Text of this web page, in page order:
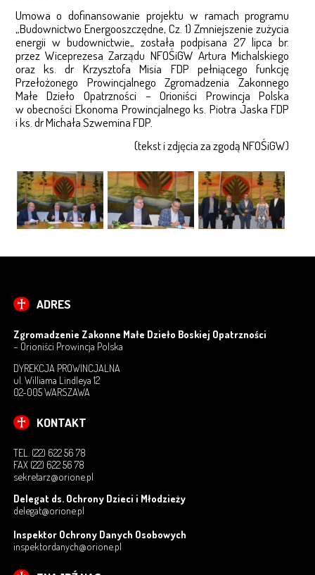
POWOŁANIA
DLACZEGO ZOSTAŁEM KSIĘDZEM?
DLACZEGO ŻYCIE KONSEKROWANE?
MODLITWA O POWOŁANIA
PRZETARGI
ŻŁOBEK – PIERWSZE WYPOSAŻENIE
NADZÓR
TERMOMODERNIZACJA
KONTAKT
OCHRONA DANYCH OSOBOWYCH
Umowa o dofinansowanie projektu w ramach programu
„Budownictwo Energooszczędne, Cz. 1) Zmniejszenie zużycia
energii w budownictwie„ została podpisana 27 lipca br.
przez Wiceprezesa Zarządu NFOŚiGW Artura Michalskiego
oraz ks. dr Krzysztofa Misia FDP pełniącego funkcję
Przełożonego Prowincjalnego Zgromadzenia Zakonnego
Małe Dzieło Opatrzności – Orioniści Prowincja Polska
w obecności Ekonoma Prowincjalnego ks. Piotra Jaska FDP
i ks. dr Michała Szwemina FDP.
(tekst i zdjęcia za zgodą NFOŚiGW)
ADRES
Zgromadzenie Zakonne Małe Dzieło Boskiej Opatrzności
– Orioniści Prowincja Polska
DYREKCJA PROWINCJALNA
ul. Williama Lindleya 12
02-005 WARSZAWA
KONTAKT
TEL. (22) 622 56 78
FAX (22) 622 56 78
sekretarz@orione.pl
Delegat ds. Ochrony Dzieci i Młodzieży
delegat@orione.pl
Inspektor Ochrony Danych Osobowych
inspektordanych@orione.pl